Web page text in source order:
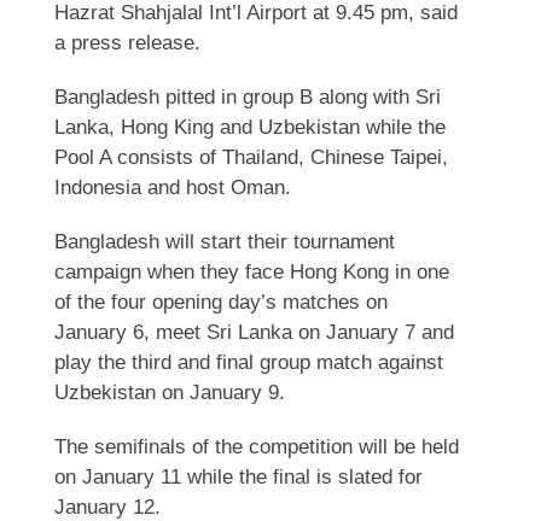
Hazrat Shahjalal Int’l Airport at 9.45 pm, said
a press release.
Bangladesh pitted in group B along with Sri
Lanka, Hong King and Uzbekistan while the
Pool A consists of Thailand, Chinese Taipei,
Indonesia and host Oman.
Bangladesh will start their tournament
campaign when they face Hong Kong in one
of the four opening day’s matches on
January 6, meet Sri Lanka on January 7 and
play the third and final group match against
Uzbekistan on January 9.
The semifinals of the competition will be held
on January 11 while the final is slated for
January 12.